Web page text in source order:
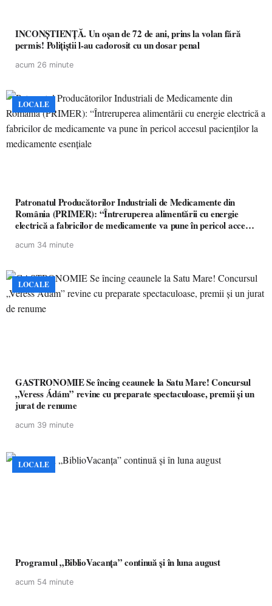
INCONȘTIENȚĂ. Un oșan de 72 de ani, prins la volan fără
permis! Polițiștii l-au cadorosit cu un dosar penal
acum 26 minute
LOCALE
Patronatul Producătorilor Industriali de Medicamente din
România (PRIMER): “Întreruperea alimentării cu energie
electrică a fabricilor de medicamente va pune în pericol accesul
acum 34 minute
LOCALE
GASTRONOMIE Se încing ceaunele la Satu Mare! Concursul
„Veress Ádám” revine cu preparate spectaculoase, premii și un
jurat de renume
acum 39 minute
LOCALE
Programul „BiblioVacanța” continuă și în luna august
acum 54 minute